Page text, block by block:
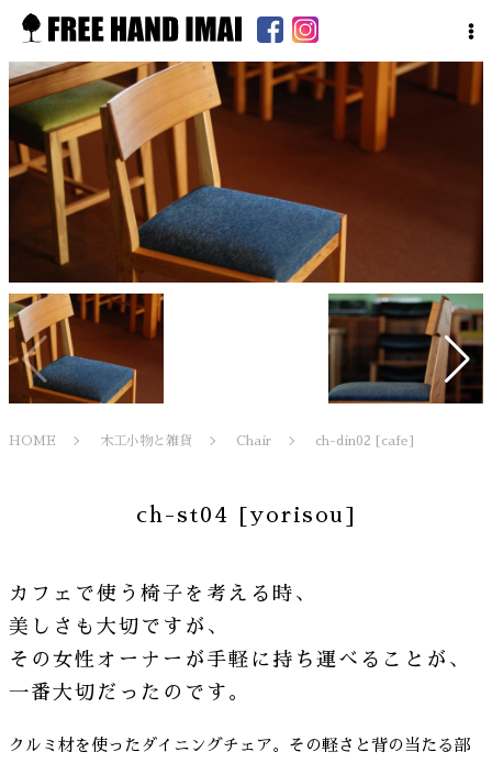
HOME 木工小物と雑貨 Chair ch-din02 [cafe]
ch-st04 [yorisou]
カフェで使う椅子を考える時、
美しさも大切ですが、
その女性オーナーが手軽に持ち運べることが、
一番大切だったのです。
クルミ材を使ったダイニングチェア。その軽さと背の当たる部